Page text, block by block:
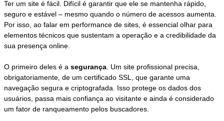
Ter um site é fácil. Difícil é garantir que ele se mantenha rápido,
seguro e estável – mesmo quando o número de acessos aumenta.
Por isso, ao falar em performance de sites, é essencial olhar para
elementos técnicos que sustentam a operação e a credibilidade da
sua presença online.
O primeiro deles é asegurança . Um site profissional precisa,
obrigatoriamente, de um certificado SSL, que garante uma
navegação segura e criptografada. Isso protege os dados dos
usuários, passa mais confiança ao visitante e ainda é considerado
um fator de ranqueamento pelos buscadores.